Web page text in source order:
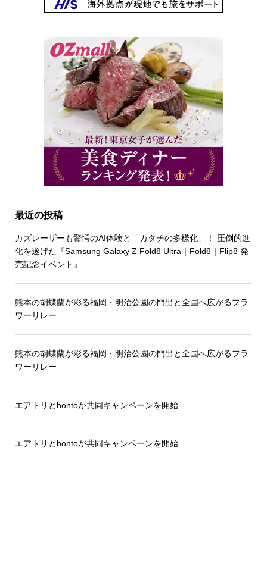
最近の投稿
カズレーザーも驚愕のAI体験と「カタチの多様化」！ 圧倒的進
化を遂げた『Samsung Galaxy Z Fold8 Ultra｜Fold8｜Flip8 発
売記念イベント』
熊本の胡蝶蘭が彩る福岡・明治公園の門出と全国へ広がるフラ
ワーリレー
熊本の胡蝶蘭が彩る福岡・明治公園の門出と全国へ広がるフラ
ワーリレー
エアトリとhontoが共同キャンペーンを開始
エアトリとhontoが共同キャンペーンを開始